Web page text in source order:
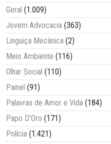
Geral (1.009)
Jovem Advocacia (363)
Linguiça Mecânica (2)
Meio Ambiente (116)
Olhar Social (110)
Painel (91)
Palavras de Amor e Vida (184)
Papo D'Oro (171)
Polícia (1.421)